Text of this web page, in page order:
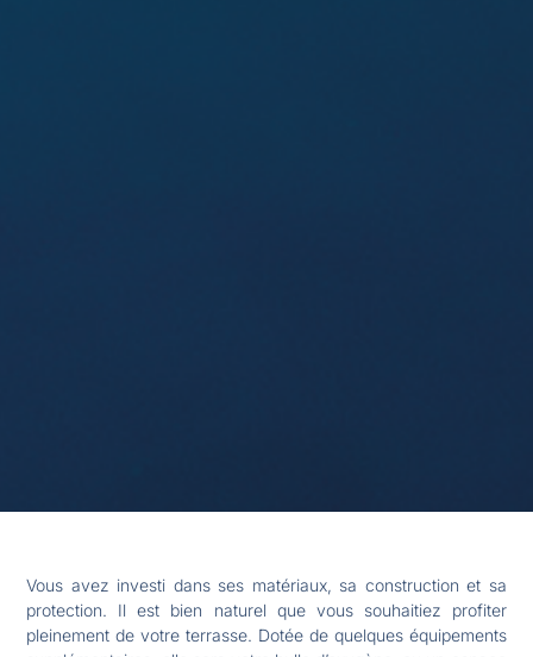
Vous avez investi dans ses matériaux, sa construction et sa
protection. Il est bien naturel que vous souhaitiez profiter
pleinement de votre terrasse. Dotée de quelques équipements